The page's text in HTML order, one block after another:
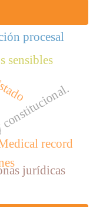
jurídicas
procesal
record
sensibles